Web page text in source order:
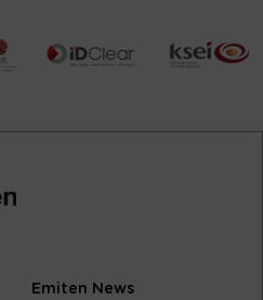
Emiten News